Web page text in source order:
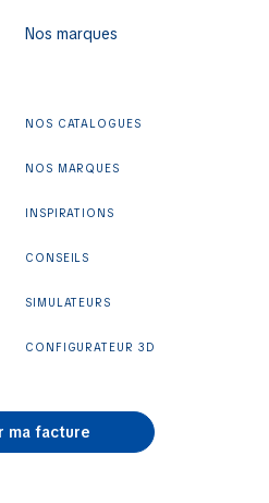
Nos marques
NOS CATALOGUES
NOS MARQUES
INSPIRATIONS
CONSEILS
SIMULATEURS
CONFIGURATEUR 3D
ma facture